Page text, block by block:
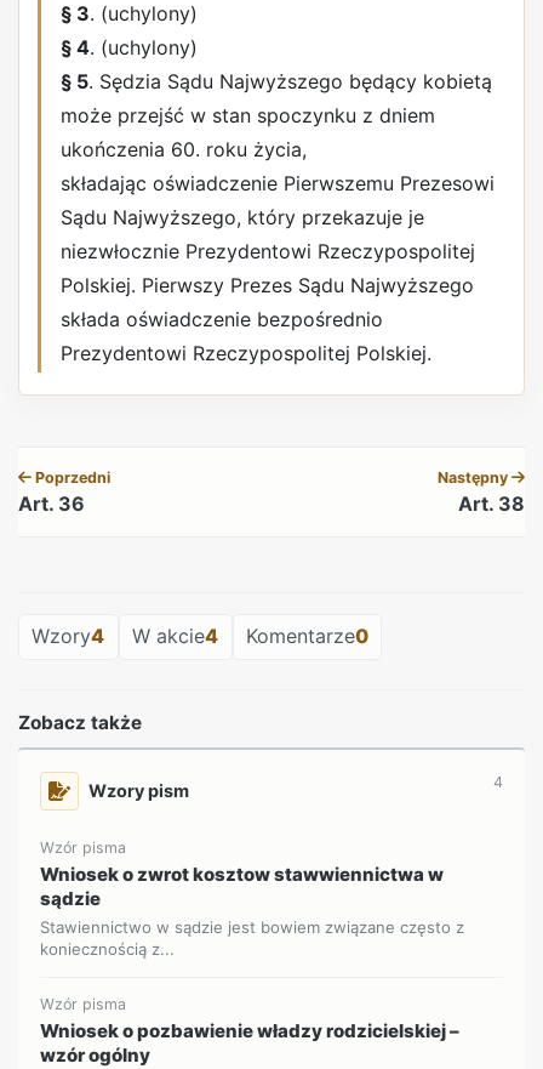
§ 3. (uchylony)
§ 4. (uchylony)
§ 5. Sędzia Sądu Najwyższego będący kobietą
może przejść w stan spoczynku z dniem
ukończenia 60. roku życia,
składając oświadczenie Pierwszemu Prezesowi
Sądu Najwyższego, który przekazuje je
niezwłocznie Prezydentowi Rzeczypospolitej
Polskiej. Pierwszy Prezes Sądu Najwyższego
składa oświadczenie bezpośrednio
Prezydentowi Rzeczypospolitej Polskiej.
Poprzedni
Art. 36
Następny
Art. 38
Wzory4 W akcie4 Komentarze0
Zobacz także
Wzory pism 4
Wzór pisma
Wniosek o zwrot kosztow stawwiennictwa w
sądzie
Stawiennictwo w sądzie jest bowiem związane często z
koniecznością z...
Wzór pisma
Wniosek o pozbawienie władzy rodzicielskiej –
wzór ogólny